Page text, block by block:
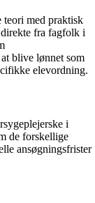
teori med praktisk
fra fagfolk i
blive lønnet som
elevordning.
i
de forskellige
ansøgningsfrister